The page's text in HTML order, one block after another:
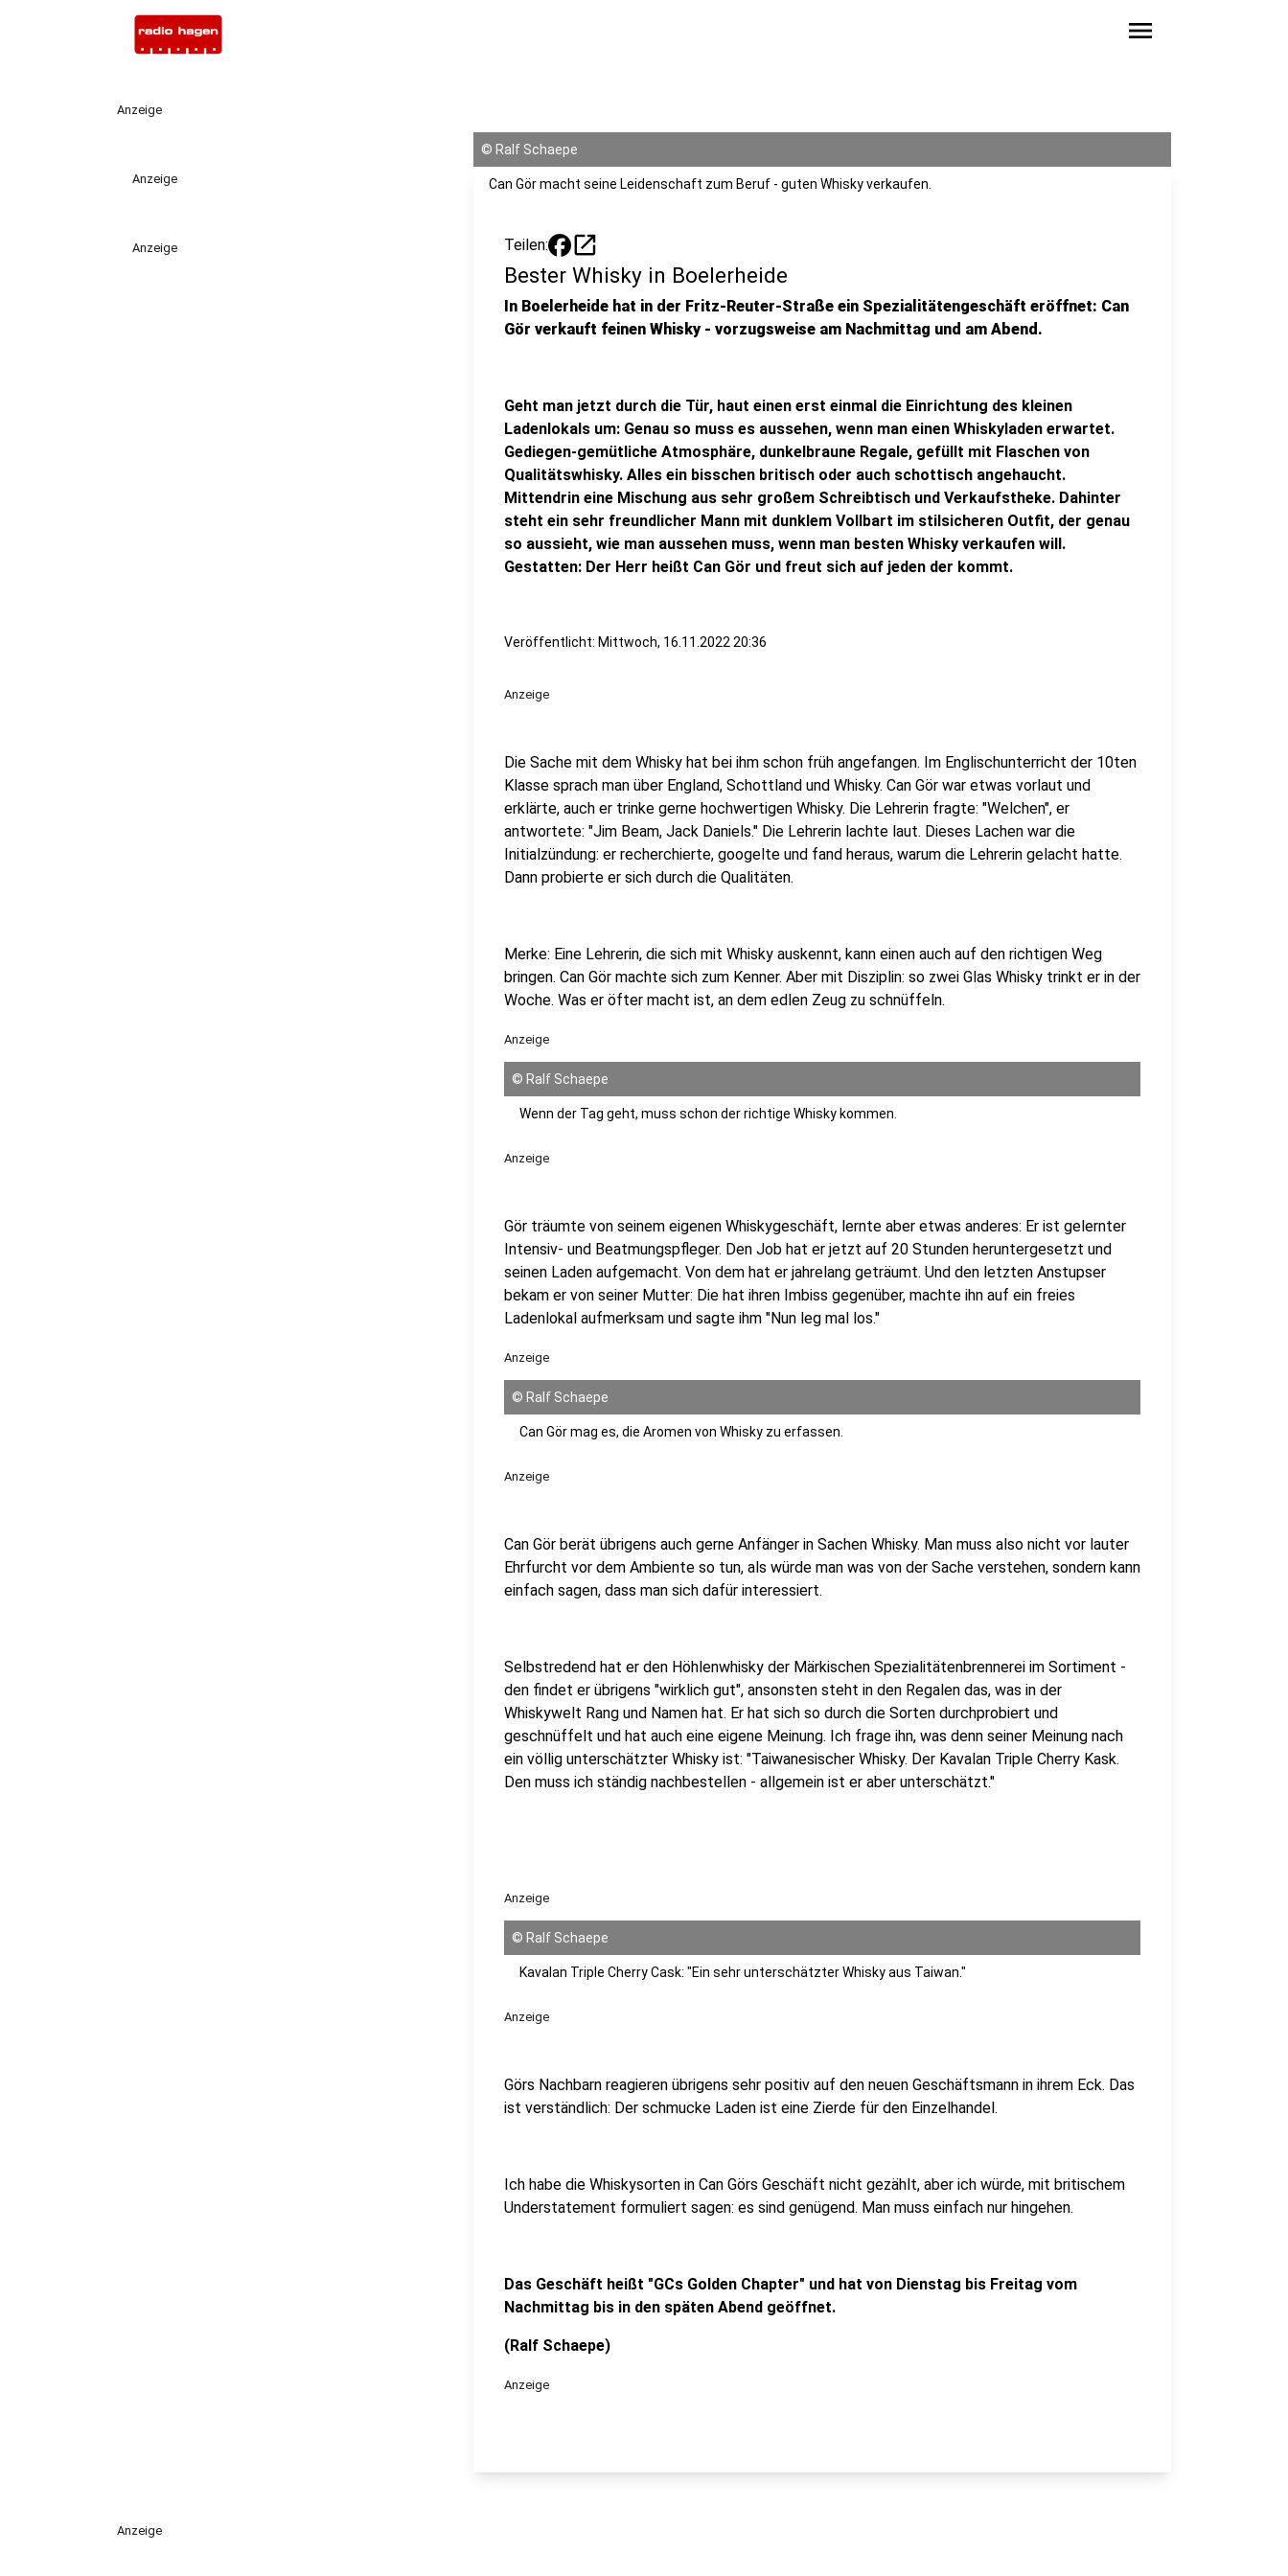
menu
Anzeige
Anzeige
Anzeige
© Ralf Schaepe
Can Gör macht seine Leidenschaft zum Beruf - guten Whisky verkaufen.
Teilen: open_in_new
Bester Whisky in Boelerheide
In Boelerheide hat in der Fritz-Reuter-Straße ein Spezialitätengeschäft eröffnet: Can
Gör verkauft feinen Whisky - vorzugsweise am Nachmittag und am Abend.
Geht man jetzt durch die Tür, haut einen erst einmal die Einrichtung des kleinen
Ladenlokals um: Genau so muss es aussehen, wenn man einen Whiskyladen erwartet.
Gediegen-gemütliche Atmosphäre, dunkelbraune Regale, gefüllt mit Flaschen von
Qualitätswhisky. Alles ein bisschen britisch oder auch schottisch angehaucht.
Mittendrin eine Mischung aus sehr großem Schreibtisch und Verkaufstheke. Dahinter
steht ein sehr freundlicher Mann mit dunklem Vollbart im stilsicheren Outfit, der genau
so aussieht, wie man aussehen muss, wenn man besten Whisky verkaufen will.
Gestatten: Der Herr heißt Can Gör und freut sich auf jeden der kommt.
Veröffentlicht: Mittwoch, 16.11.2022 20:36
Anzeige
Die Sache mit dem Whisky hat bei ihm schon früh angefangen. Im Englischunterricht der 10ten
Klasse sprach man über England, Schottland und Whisky. Can Gör war etwas vorlaut und
erklärte, auch er trinke gerne hochwertigen Whisky. Die Lehrerin fragte: "Welchen", er
antwortete: "Jim Beam, Jack Daniels." Die Lehrerin lachte laut. Dieses Lachen war die
Initialzündung: er recherchierte, googelte und fand heraus, warum die Lehrerin gelacht hatte.
Dann probierte er sich durch die Qualitäten.
Merke: Eine Lehrerin, die sich mit Whisky auskennt, kann einen auch auf den richtigen Weg
bringen. Can Gör machte sich zum Kenner. Aber mit Disziplin: so zwei Glas Whisky trinkt er in der
Woche. Was er öfter macht ist, an dem edlen Zeug zu schnüffeln.
Anzeige
© Ralf Schaepe
Wenn der Tag geht, muss schon der richtige Whisky kommen.
Anzeige
Gör träumte von seinem eigenen Whiskygeschäft, lernte aber etwas anderes: Er ist gelernter
Intensiv- und Beatmungspfleger. Den Job hat er jetzt auf 20 Stunden heruntergesetzt und
seinen Laden aufgemacht. Von dem hat er jahrelang geträumt. Und den letzten Anstupser
bekam er von seiner Mutter: Die hat ihren Imbiss gegenüber, machte ihn auf ein freies
Ladenlokal aufmerksam und sagte ihm "Nun leg mal los."
Anzeige
© Ralf Schaepe
Can Gör mag es, die Aromen von Whisky zu erfassen.
Anzeige
Can Gör berät übrigens auch gerne Anfänger in Sachen Whisky. Man muss also nicht vor lauter
Ehrfurcht vor dem Ambiente so tun, als würde man was von der Sache verstehen, sondern kann
einfach sagen, dass man sich dafür interessiert.
Selbstredend hat er den Höhlenwhisky der Märkischen Spezialitätenbrennerei im Sortiment -
den findet er übrigens "wirklich gut", ansonsten steht in den Regalen das, was in der
Whiskywelt Rang und Namen hat. Er hat sich so durch die Sorten durchprobiert und
geschnüffelt und hat auch eine eigene Meinung. Ich frage ihn, was denn seiner Meinung nach
ein völlig unterschätzter Whisky ist: "Taiwanesischer Whisky. Der Kavalan Triple Cherry Kask.
Den muss ich ständig nachbestellen - allgemein ist er aber unterschätzt."
Anzeige
© Ralf Schaepe
Kavalan Triple Cherry Cask: "Ein sehr unterschätzter Whisky aus Taiwan."
Anzeige
Görs Nachbarn reagieren übrigens sehr positiv auf den neuen Geschäftsmann in ihrem Eck. Das
ist verständlich: Der schmucke Laden ist eine Zierde für den Einzelhandel.
Ich habe die Whiskysorten in Can Görs Geschäft nicht gezählt, aber ich würde, mit britischem
Understatement formuliert sagen: es sind genügend. Man muss einfach nur hingehen.
Das Geschäft heißt "GCs Golden Chapter" und hat von Dienstag bis Freitag vom
Nachmittag bis in den späten Abend geöffnet.
(Ralf Schaepe)
Anzeige
Anzeige